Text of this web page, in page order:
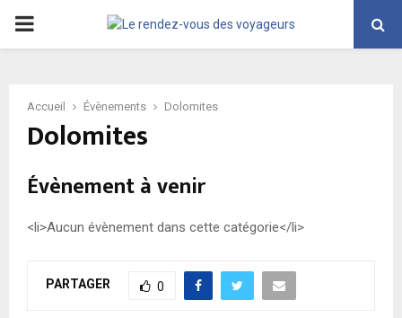
PRIMARY
Accueil Évènements Dolomites
Dolomites
Évènement à venir
<li>Aucun évènement dans cette catégorie</li>
PARTAGER 0